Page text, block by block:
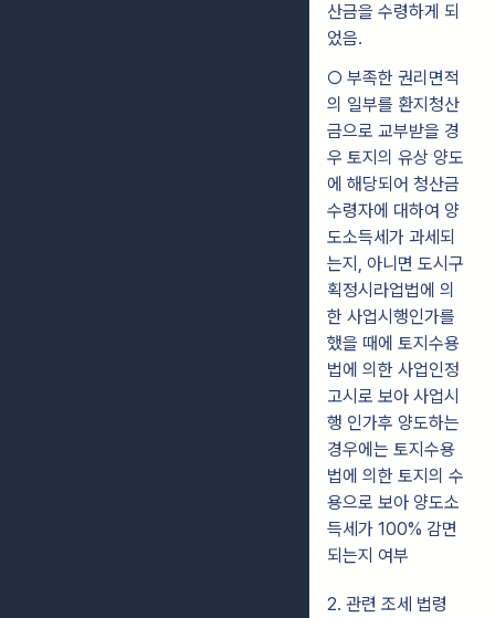
산금을 수령하게 되
었음.
○ 부족한 권리면적
의 일부를 환지청산
금으로 교부받을 경
우 토지의 유상 양도
에 해당되어 청산금
수령자에 대하여 양
도소득세가 과세되
는지, 아니면 도시구
획정시라업법에 의
한 사업시행인가를
했을 때에 토지수용
법에 의한 사업인정
고시로 보아 사업시
행 인가후 양도하는
경우에는 토지수용
법에 의한 토지의 수
용으로 보아 양도소
득세가 100% 감면
되는지 여부
2. 관련 조세 법령